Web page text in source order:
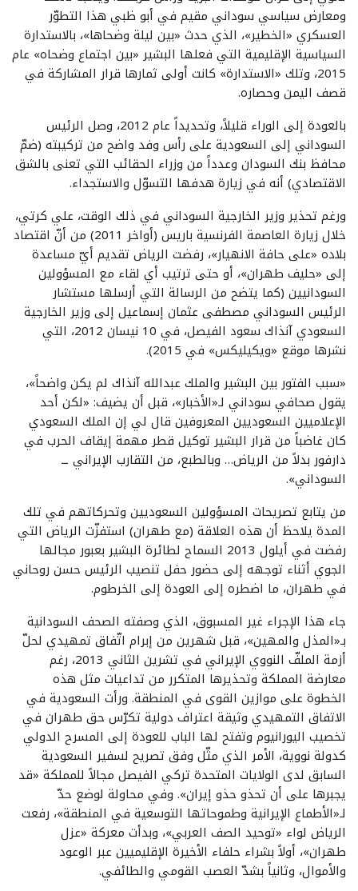
ومعارض سياسي سوداني مقيم في أبو ظبي هذا التطوّر
العسكري «الخطير»، الذي حدث «بين ليلة وضحاها»، بالاستدارة
السياسية الإقليمية التي فعلها البشير «بين اجتماع وضحاه» عام
2015، وتلك «الاستدارة» كانت أولى ثمارها قرار المشاركة في
قصف اليمن وحصاره.
بالعودة إلى الوراء قليلاً، وتحديداً عام 2012، وصل الرئيس
السوداني إلى السعودية على رأس وفد واضح من تركيبته (ضمّ
محافظ بنك السودان وعدداً من وزراء الحقائب التي تعنى بالشق
الاقتصادي) أنه في زيارة هدفها التسوّل والاستجداء.
ورغم تحذير وزير الخارجية السوداني في ذلك الوقت، علي كرتي،
خلال زيارة العاصمة الفرنسية باريس (أواخر 2011) من أنّ اقتصاد
بلاده «على حافة الانهيار»، رفضت الرياض تقديم أيّ مساعدة
إلى «حليف طهران»، أو حتى ترتيب أي لقاء مع المسؤولين
السودانيين (كما يتضح من الرسالة التي أرسلها مستشار
الرئيس السوداني مصطفى عثمان إسماعيل إلى وزير الخارجية
السعودي آنذاك سعود الفيصل، في 10 نيسان 2012، التي
نشرها موقع «ويكيليكس» في 2015).
«سبب الفتور بين البشير والملك عبدالله آنذاك لم يكن واضحاً»،
يقول صحافي سوداني لـ«الأخبار»، قبل أن يضيف: «لكن أحد
الإعلاميين السعوديين المعروفين قال لي إن الملك السعودي
كان غاضباً من قرار البشير توكيل قطر مهمة إيقاف الحرب في
دارفور بدلاً من الرياض… وبالطبع، من التقارب الإيراني ــ
السوداني».
من يتابع تصريحات المسؤولين السعوديين وتحركاتهم في تلك
المدة يلاحظ أن هذه العلاقة (مع طهران) استفزّت الرياض التي
رفضت في أيلول 2013 السماح لطائرة البشير بعبور مجالها
الجوي أثناء توجهه إلى حضور حفل تنصيب الرئيس حسن روحاني
في طهران، ما اضطره إلى العودة إلى الخرطوم.
جاء هذا الإجراء غير المسبوق، الذي وصفته الصحف السودانية
بـ«المذل والمهين»، قبل شهرين من إبرام اتّفاق تمهيدي لحلّ
أزمة الملفّ النووي الإيراني في تشرين الثاني 2013، رغم
معارضة المملكة وتحذيرها المتكرر من تداعيات مثل هذه
الخطوة على موازين القوى في المنطقة. ورأت السعودية في
الاتفاق التمهيدي وثيقة اعتراف دولية تكرّس حق طهران في
تخصيب اليورانيوم وتفتح لها الباب للعودة إلى المسرح الدولي
كدولة نووية، الأمر الذي مثّل وفق تصريح لسفير السعودية
السابق لدى الولايات المتحدة تركي الفيصل مجالاً للمملكة «قد
يجبرها على أن تحذو حذو إيران». وفي محاولة لوضع حدّ
لـ«الأطماع الإيرانية وطموحاتها التوسعية في المنطقة»، رفعت
الرياض لواء «توحيد الصف العربي»، وبدأت معركة «عزل
طهران»، أولاً بشراء حلفاء الأخيرة الإقليميين عبر الوعود
والأموال، وثانياً بشدّ العصب القومي والطائفي.